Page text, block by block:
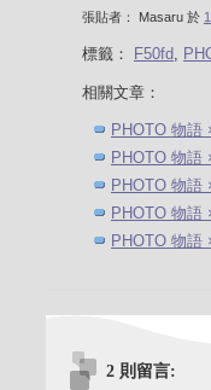
張貼者： Masaru 於
標籤： F50fd,
相關文章：
PHOTO 物語
PHOTO 物語
PHOTO 物語
PHOTO 物語
PHOTO 物語
2 則留言: